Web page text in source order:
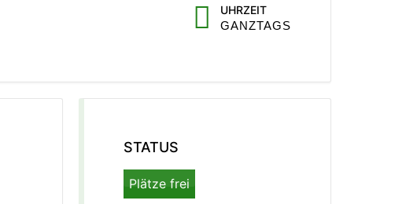
UHRZEIT
GANZTAGS
STATUS
Plätze frei